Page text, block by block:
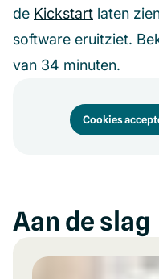
de Kickstart laten
software eruitziet.
van 34 minuten.
Cookies
Aan de slag